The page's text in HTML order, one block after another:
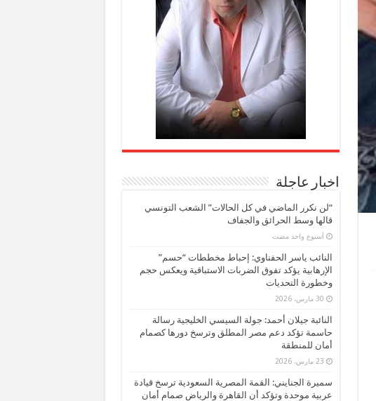
اخبار عاجلة
“لن نكرر الماضي في كل الحالات” الشعب التونسي
قالها وسط الحرائق والجفاف
‏أسبوع واحد مضت
النائب ياسر الحفناوي: إحباط مخططات “حسم”
الإرهابية يؤكد تفوق الضربات الاستباقية ويعكس حجم
وخطورة التحديات
30 مارس، 2026
النائبة جيلان أحمد: جولة السيسي الخليجية رسالة
حاسمة تؤكد دعم مصر المطلق وترسخ دورها كصمام
أمان للمنطقة
23 مارس، 2026
سميرة الجنايني: القمة المصرية السعودية ترسخ قيادة
عربية موحدة وتؤكد أن القاهرة والرياض صمام أمان